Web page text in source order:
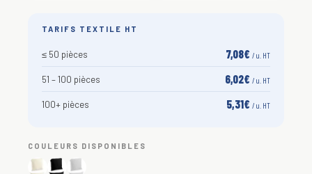
TARIFS TEXTILE HT
≤ 50 pièces 7,08€ / u. HT
51 – 100 pièces 6,02€ / u. HT
100+ pièces 5,31€ / u. HT
COULEURS DISPONIBLES